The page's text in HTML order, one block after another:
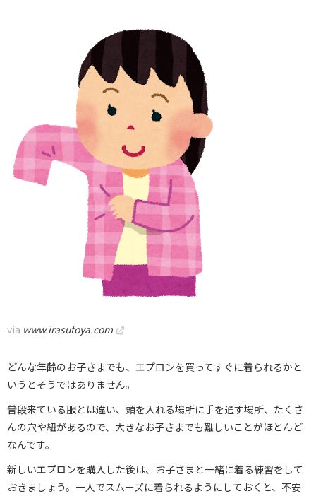
via www.irasutoya.com
どんな年齢のお子さまでも、エプロンを買ってすぐに着られるかと
いうとそうではありません。
普段来ている服とは違い、頭を入れる場所に手を通す場所、たくさ
んの穴や紐があるので、大きなお子さまでも難しいことがほとんど
なんです。
新しいエプロンを購入した後は、お子さまと一緒に着る練習をして
おきましょう。一人でスムーズに着られるようにしておくと、不安